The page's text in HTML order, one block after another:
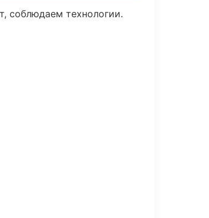
соблюдаем технологии.